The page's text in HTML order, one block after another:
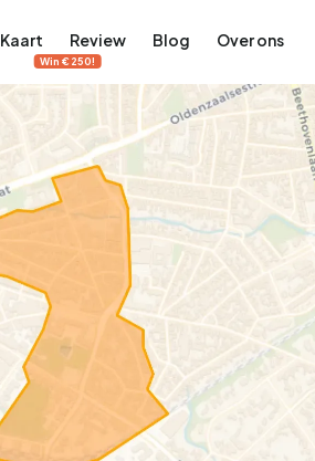
Kaart Review
Win €250!
Blog Over ons